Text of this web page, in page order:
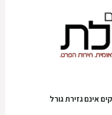
אינם גזירת גורל